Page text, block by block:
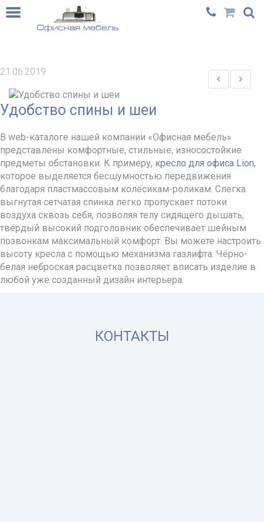
21.06.2019
Удобство спины и шеи
В web-каталоге нашей компании «Офисная мебель»
представлены комфортные, стильные, износостойкие
предметы обстановки. К примеру, кресло для офиса Lion,
которое выделяется бесшумностью передвижения
благодаря пластмассовым колёсикам-роликам. Слегка
выгнутая сетчатая спинка легко пропускает потоки
воздуха сквозь себя, позволяя телу сидящего дышать,
твёрдый высокий подголовник обеспечивает шейным
позвонкам максимальный комфорт. Вы можете настроить
высоту кресла с помощью механизма газлифта. Чёрно-
белая неброская расцветка позволяет вписать изделие в
любой уже созданный дизайн интерьера.
КОНТАКТЫ